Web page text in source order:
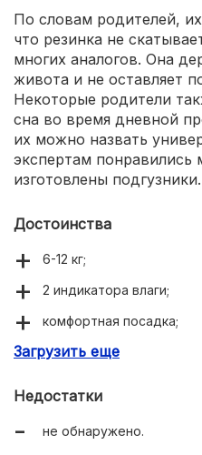
По словам родителей,
что резинка не
многих аналогов. Она
живота и не оставляет
Некоторые родители
сна во время дневной
их можно назвать
экспертам понравились
изготовлены подгузники.
Достоинства
6-12 кг;
2 индикатора влаги;
комфортная посадка;
пояс не давит даже
Загрузить еще
Недостатки
не обнаружено.